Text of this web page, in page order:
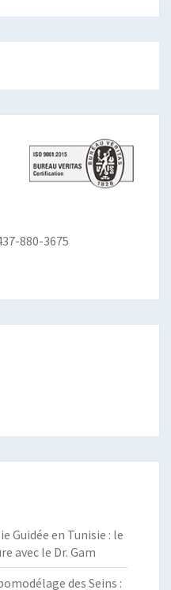
880-3675
Guidée en Tunisie : le
avec le Dr. Gam
des Seins :